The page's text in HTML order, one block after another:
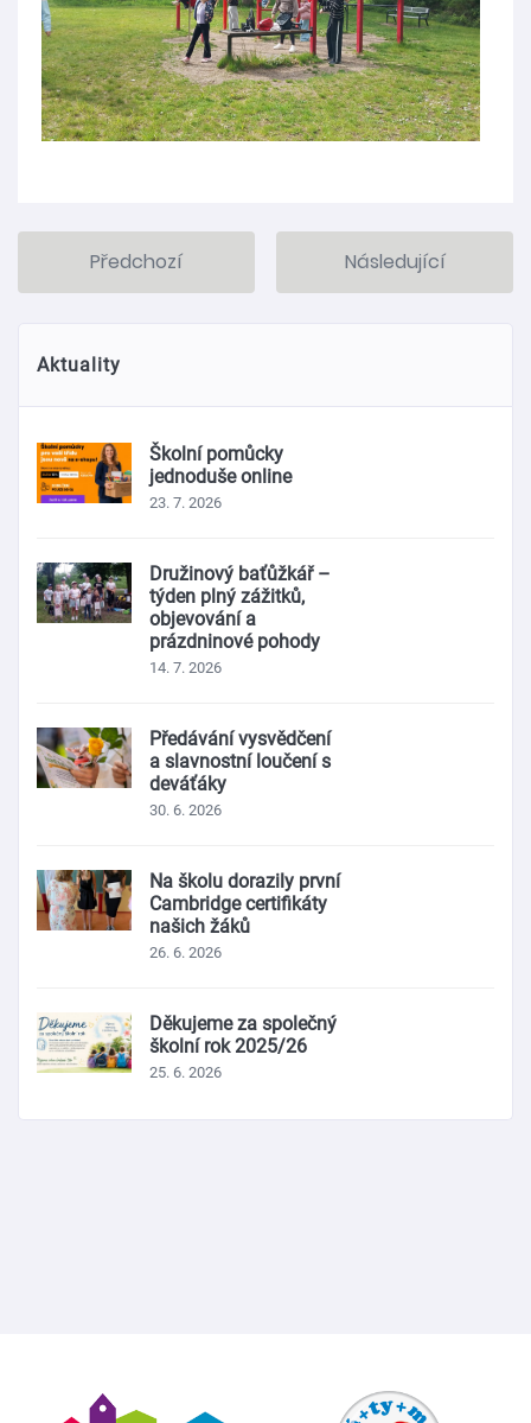
Předchozí Následující
Aktuality
Školní pomůcky
jednoduše online
23. 7. 2026
Družinový baťůžkář –
týden plný zážitků,
objevování a
prázdninové pohody
14. 7. 2026
Předávání vysvědčení
a slavnostní loučení s
deváťáky
30. 6. 2026
Na školu dorazily první
Cambridge certifikáty
našich žáků
26. 6. 2026
Děkujeme za společný
školní rok 2025/26
25. 6. 2026